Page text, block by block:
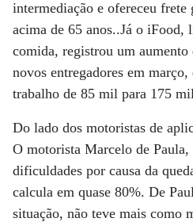
intermediação e ofereceu frete
acima de 65 anos..Já o iFood,
comida, registrou um aumento
novos entregadores em
trabalho de 85 mil para 175
Do lado dos motoristas de
O motorista Marcelo de
dificuldades por causa da
calcula em quase 80%. De
situação, não teve mais como